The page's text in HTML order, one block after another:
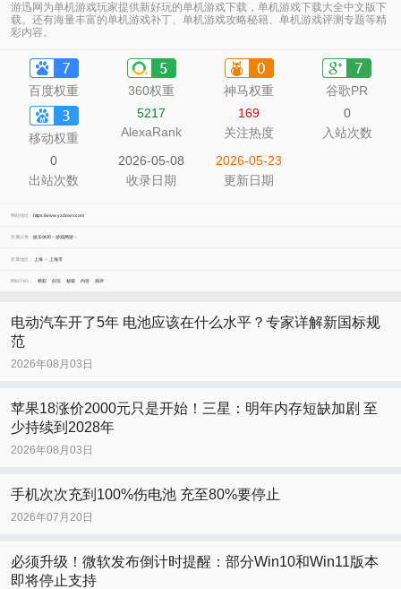
游迅网为单机游戏玩家提供新好玩的单机游戏下载，单机游戏下载大全中文版下
载。还有海量丰富的单机游戏补丁、单机游戏攻略秘籍、单机游戏评测专题等精
彩内容。
百度权重 360权重 神马权重 谷歌PR
移动权重
5217
AlexaRank
169
关注热度
0
入站次数
0
出站次数
2026-05-08
收录日期
2026-05-23
更新日期
网站地址： https://www.yxdown.com
所属分类： 娱乐休闲>游戏网游>
所属地区： 上海> 上海市
网站TAG： 精彩 好玩 秘籍 内容 戏评
电动汽车开了5年 电池应该在什么水平？专家详解新国标规
范
2026年08月03日
苹果18涨价2000元只是开始！三星：明年内存短缺加剧 至
少持续到2028年
2026年08月03日
手机次次充到100%伤电池 充至80%要停止
2026年07月20日
必须升级！微软发布倒计时提醒：部分Win10和Win11版本
即将停止支持